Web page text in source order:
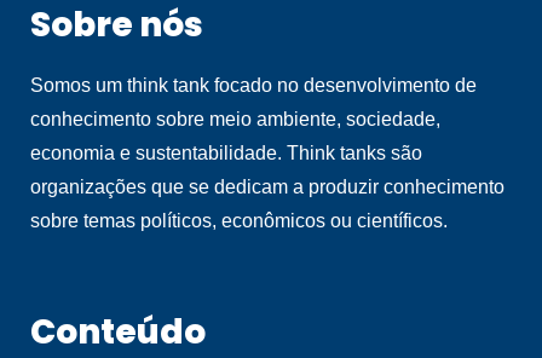
Sobre nós
Somos um think tank focado no desenvolvimento de
conhecimento sobre meio ambiente, sociedade,
economia e sustentabilidade. Think tanks são
organizações que se dedicam a produzir conhecimento
sobre temas políticos, econômicos ou científicos.
Conteúdo